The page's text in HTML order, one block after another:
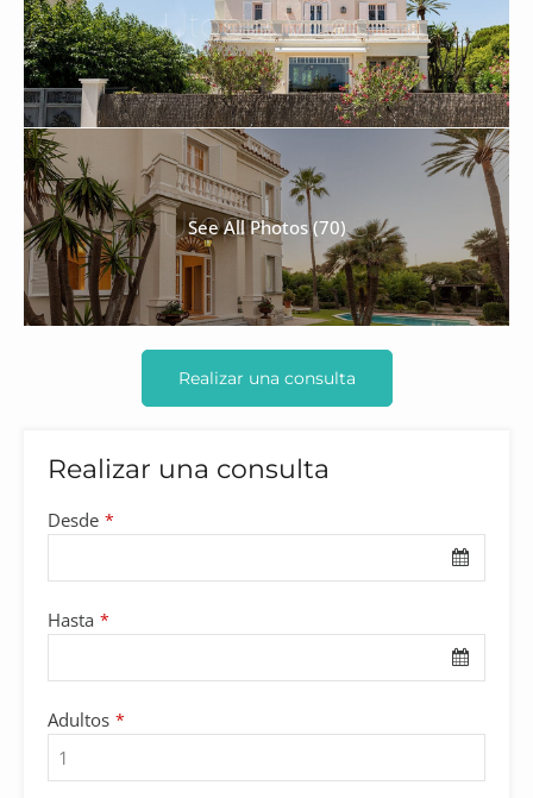
See All Photos (70)
Realizar una consulta
Realizar una consulta
Desde *
Hasta *
Adultos *